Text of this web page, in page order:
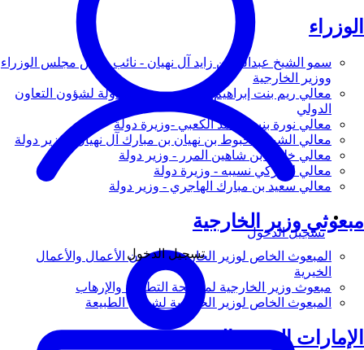
الوزراء
سمو الشيخ عبدالله بن زايد آل نهيان - نائب رئيس مجلس الوزراء
ووزير الخارجية
معالي ريم بنت إبراهيم الهاشمي - وزيرة دولة لشؤون التعاون
الدولي
معالي نورة بنت محمد الكعبي -وزيرة دولة
معالي الشيخ شخبوط بن نهيان بن مبارك آل نهيان - وزير دولة
معالي خليفة بن شاهين المرر - وزير دولة
معالي لانا زكي نسيبه - وزيرة دولة
معالي سعيد بن مبارك الهاجري - وزير دولة
مبعوثي وزير الخارجية
المبعوث الخاص لوزير الخارجية لشؤون الأعمال والأعمال
الخيرية
مبعوث وزير الخارجية لمكافحة التطرف والإرهاب
المبعوث الخاص لوزير الخارجية لشؤون الطبيعة
الإمارات العربية المتحدة
تسجيل الدخول
تسجيل الدخول